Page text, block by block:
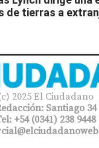
de tierras a
2025 El Ciudadano
Santiago 34
+54 (0341) 238 9448